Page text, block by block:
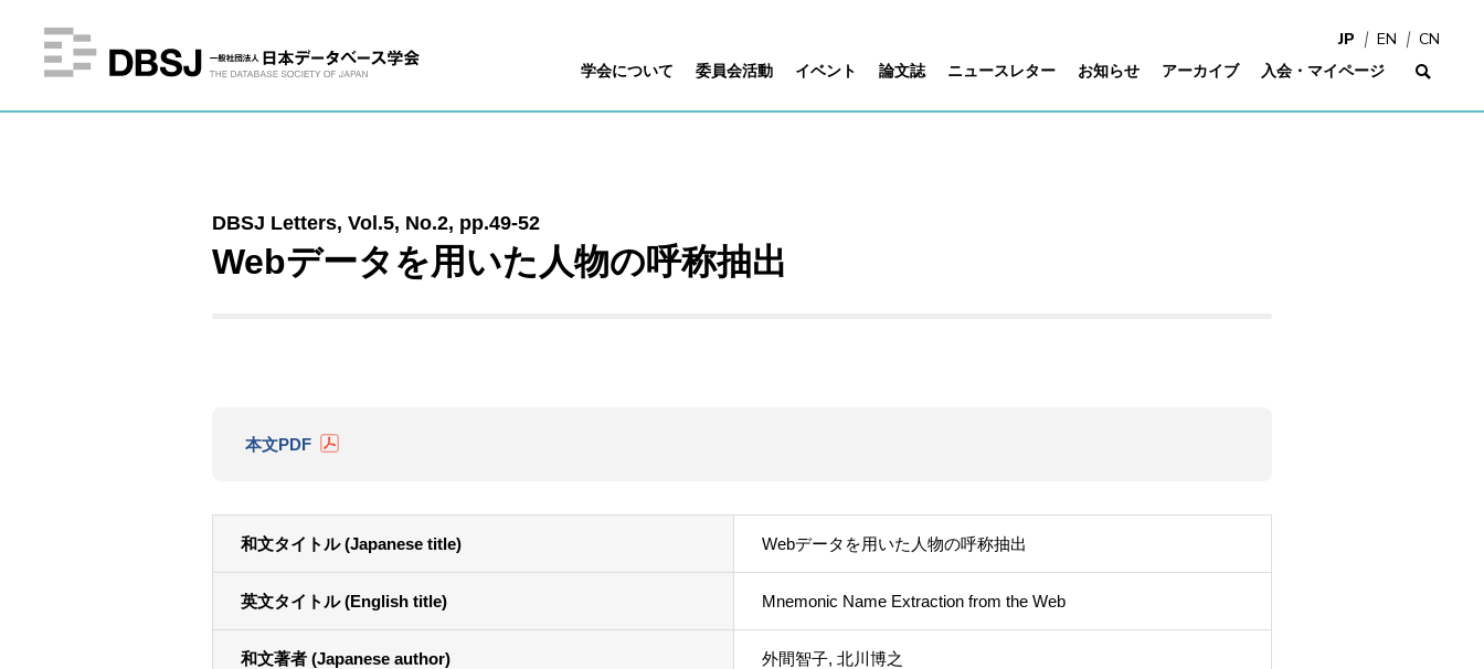
学会について 委員会活動 イベント 論文誌 ニュースレター お知らせ アーカイブ 入会・マイページ
JP EN CN
DBSJ Letters, Vol.5, No.2, pp.49-52
Webデータを用いた人物の呼称抽出
本文PDF
和文タイトル (Japanese title) Webデータを用いた人物の呼称抽出
英文タイトル (English title) Mnemonic Name Extraction from the Web
和文著者 (Japanese author) 外間智子, 北川博之